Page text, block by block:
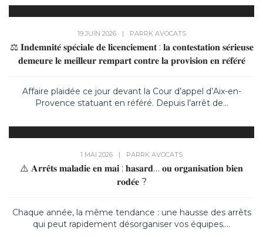
19 JUIN 2026 | PARRK AVOCATS
⚖️ 𝐈𝐧𝐝𝐞𝐦𝐧𝐢𝐭𝐞́ 𝐬𝐩𝐞́𝐜𝐢𝐚𝐥𝐞 𝐝𝐞 𝐥𝐢𝐜𝐞𝐧𝐜𝐢𝐞𝐦𝐞𝐧𝐭 : 𝐥𝐚 𝐜𝐨𝐧𝐭𝐞𝐬𝐭𝐚𝐭𝐢𝐨𝐧 𝐬𝐞́𝐫𝐢𝐞𝐮𝐬𝐞
𝐝𝐞𝐦𝐞𝐮𝐫𝐞 𝐥𝐞 𝐦𝐞𝐢𝐥𝐥𝐞𝐮𝐫 𝐫𝐞𝐦𝐩𝐚𝐫𝐭 𝐜𝐨𝐧𝐭𝐫𝐞 𝐥𝐚 𝐩𝐫𝐨𝐯𝐢𝐬𝐢𝐨𝐧 𝐞𝐧 𝐫𝐞́𝐟𝐞́𝐫𝐞́
Affaire plaidée ce jour devant la Cour d’appel d’Aix-en-
Provence statuant en référé. Depuis l’arrêt de...
1 MAI 2026 | PARRK AVOCATS
⚠️ 𝐀𝐫𝐫𝐞̂𝐭𝐬 𝐦𝐚𝐥𝐚𝐝𝐢𝐞 𝐞𝐧 𝐦𝐚𝐢 : 𝐡𝐚𝐬𝐚𝐫𝐝… 𝐨𝐮 𝐨𝐫𝐠𝐚𝐧𝐢𝐬𝐚𝐭𝐢𝐨𝐧 𝐛𝐢𝐞𝐧
𝐫𝐨𝐝𝐞́𝐞 ?
Chaque année, la même tendance : une hausse des arrêts
qui peut rapidement désorganiser vos équipes....